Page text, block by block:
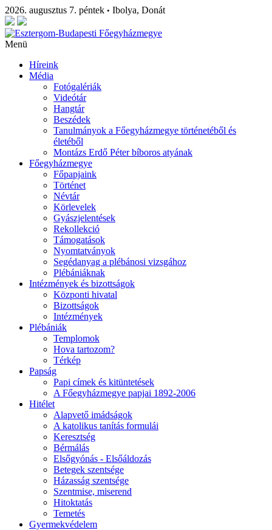
2026. augusztus 7. péntek • Ibolya, Donát
Menü
Híreink
Média
Fotógalériák
Videótár
Hangtár
Beszédek
Tanulmányok a Főegyházmegye történetéből és
életéből
Montázs Erdő Péter bíboros atyának
Főegyházmegye
Főpapjaink
Történet
Névtár
Körlevelek
Gyászjelentések
Rekollekció
Támogatások
Nyomtatványok
Segédanyag a plébánosi vizsgához
Plébániáknak
Intézmények és bizottságok
Központi hivatal
Bizottságok
Intézmények
Plébániák
Templomok
Hova tartozom?
Térkép
Papság
Papi címek és kitüntetések
A Főegyházmegye papjai 1892-2006
Hitélet
Alapvető imádságok
A katolikus tanítás formulái
Keresztség
Bérmálás
Elsőgyónás - Elsőáldozás
Betegek szentsége
Házasság szentsége
Szentmise, miserend
Hitoktatás
Temetés
Gyermekvédelem